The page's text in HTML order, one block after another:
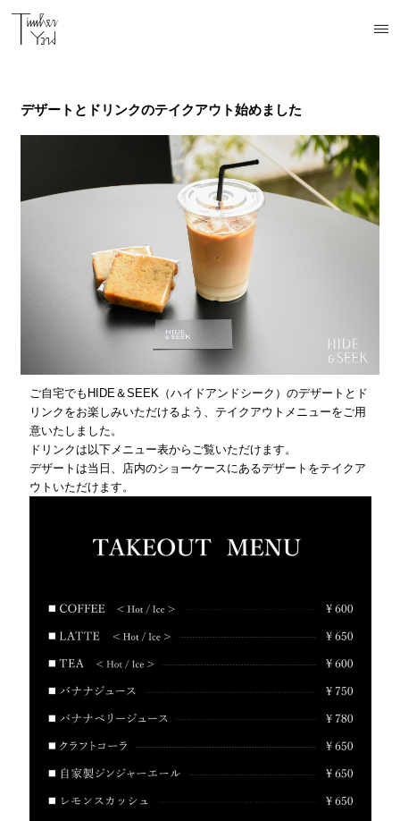
デザートとドリンクのテイクアウト始めました
ご自宅でもHIDE＆SEEK（ハイドアンドシーク）のデザートとド
リンクをお楽しみいただけるよう、テイクアウトメニューをご用
意いたしました。
ドリンクは以下メニュー表からご覧いただけます。
デザートは当日、店内のショーケースにあるデザートをテイクア
ウトいただけます。